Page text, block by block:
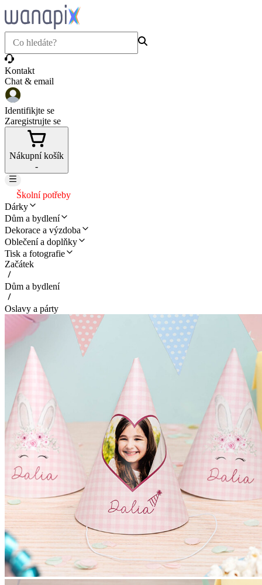
Kontakt
Chat & email
Identifikjte se
Zaregistrujte se
Nákupní košík
-
Školní potřeby
Dárky
Dům a bydlení
Dekorace a výzdoba
Oblečení a doplňky
Tisk a fotografie
Začátek
Dům a bydlení
Oslavy a párty